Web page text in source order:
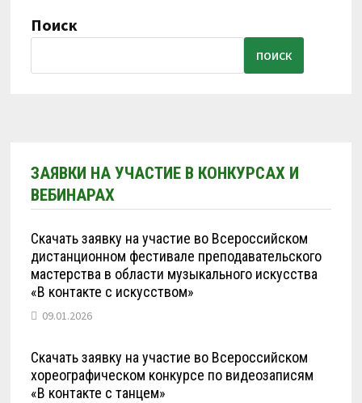
Поиск
ПОИСК
ЗАЯВКИ НА УЧАСТИЕ В КОНКУРСАХ И
ВЕБИНАРАХ
Скачать заявку на участие во Всероссийском
дистанционном фестивале преподавательского
мастерства в области музыкального искусства
«В контакте с искусством»
09.01.2026
Скачать заявку на участие во Всероссийском
хореографическом конкурсе по видеозаписям
«В контакте с танцем»